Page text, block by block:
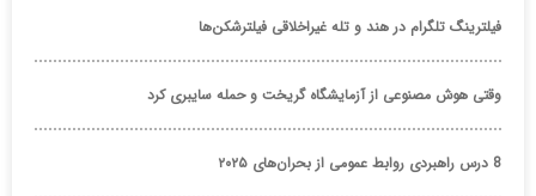
فیلترینگ تلگرام در هند و تله غیراخلاقی فیلترشکن‌ها
وقتی هوش مصنوعی از آزمایشگاه گریخت و حمله سایبری کرد
8 درس راهبردی روابط عمومی از بحران‌های ۲۰۲۵